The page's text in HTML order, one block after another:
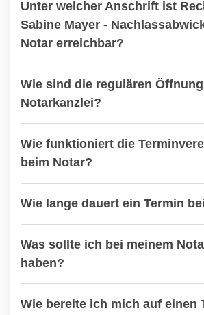
Unter welcher Anschrift ist
Sabine Mayer -
Notar erreichbar?
Wie sind die regulären
Notarkanzlei?
Wie funktioniert die
beim Notar?
Wie lange dauert ein Termin
Was sollte ich bei meinem
haben?
Wie bereite ich mich auf einen